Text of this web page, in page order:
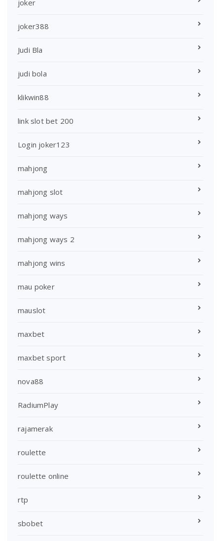
joker
joker388
Judi Bla
judi bola
klikwin88
link slot bet 200
Login joker123
mahjong
mahjong slot
mahjong ways
mahjong ways 2
mahjong wins
mau poker
mauslot
maxbet
maxbet sport
nova88
RadiumPlay
rajamerak
roulette
roulette online
rtp
sbobet